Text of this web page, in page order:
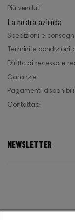
Più venduti
La nostra azienda
Spedizioni e
Termini e condizioni
Diritto di recesso e
Garanzie
Pagamenti disponibili
Contattaci
NEWSLETTER